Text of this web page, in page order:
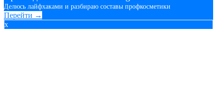
Делюсь лайфхаками и разбираю составы профкосметики
Перейти →
x